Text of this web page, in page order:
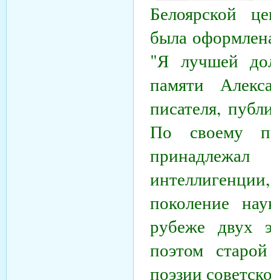
Белоярской
была
"Я лучшей
памяти
писателя,
По своему
поколение
рубеже двух
поэтом
поэзии